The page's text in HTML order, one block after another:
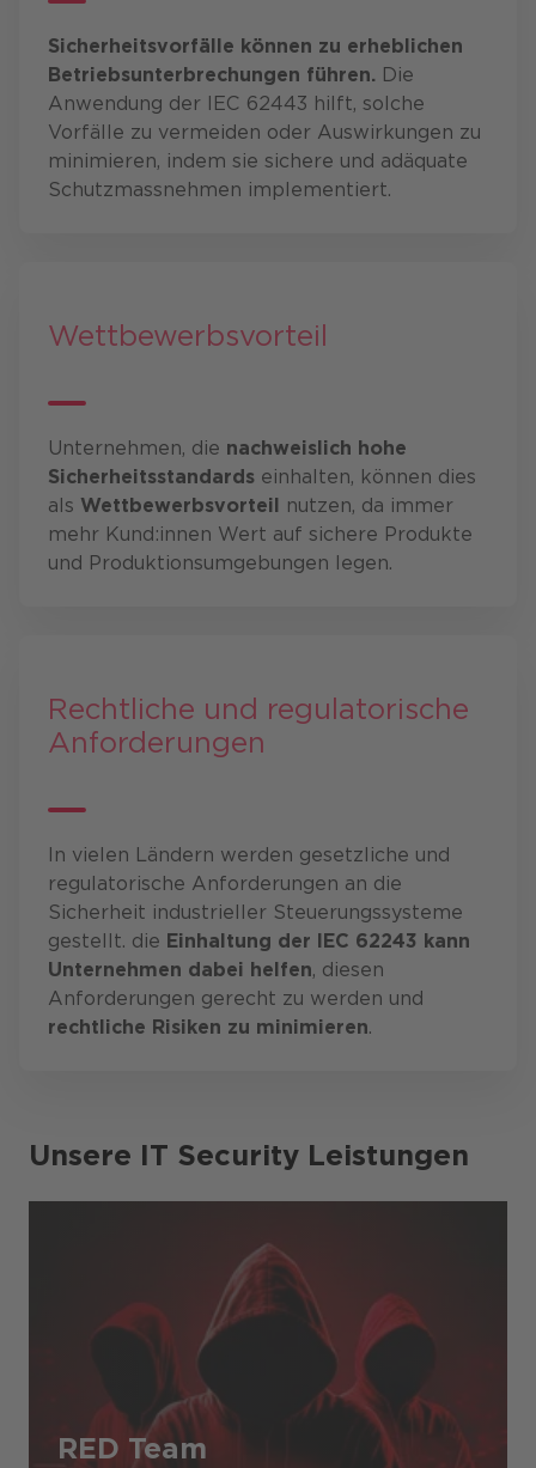
Sicherheitsvorfälle können zu erheblichen
Betriebsunterbrechungen führen. Die
Anwendung der IEC 62443 hilft, solche
Vorfälle zu vermeiden oder Auswirkungen zu
minimieren, indem sie sichere und adäquate
Schutzmassnehmen implementiert.
Wettbewerbsvorteil
Unternehmen, die nachweislich hohe
Sicherheitsstandards einhalten, können dies
als Wettbewerbsvorteil nutzen, da immer
mehr Kund:innen Wert auf sichere Produkte
und Produktionsumgebungen legen.
Rechtliche und regulatorische
Anforderungen
In vielen Ländern werden gesetzliche und
regulatorische Anforderungen an die
Sicherheit industrieller Steuerungssysteme
gestellt. die Einhaltung der IEC 62243 kann
Unternehmen dabei helfen, diesen
Anforderungen gerecht zu werden und
rechtliche Risiken zu minimieren.
Unsere IT Security Leistungen
RED Team